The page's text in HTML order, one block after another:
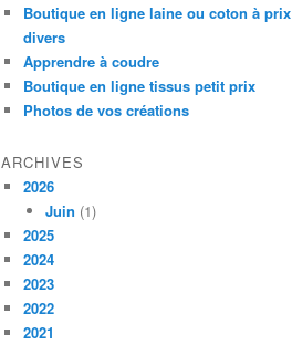
Boutique en ligne laine ou coton à prix
divers
Apprendre à coudre
Boutique en ligne tissus petit prix
Photos de vos créations
ARCHIVES
2026
Juin (1)
2025
2024
2023
2022
2021